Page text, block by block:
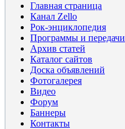
Главная страница
Канал Zello
Рок-энциклопедия
Программы и передачи
Архив статей
Каталог сайтов
Доска объявлений
Фотогалерея
Видео
Форум
Баннеры
Контакты